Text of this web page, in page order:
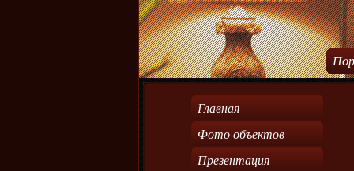
Главная
Фото объектов
Презентация